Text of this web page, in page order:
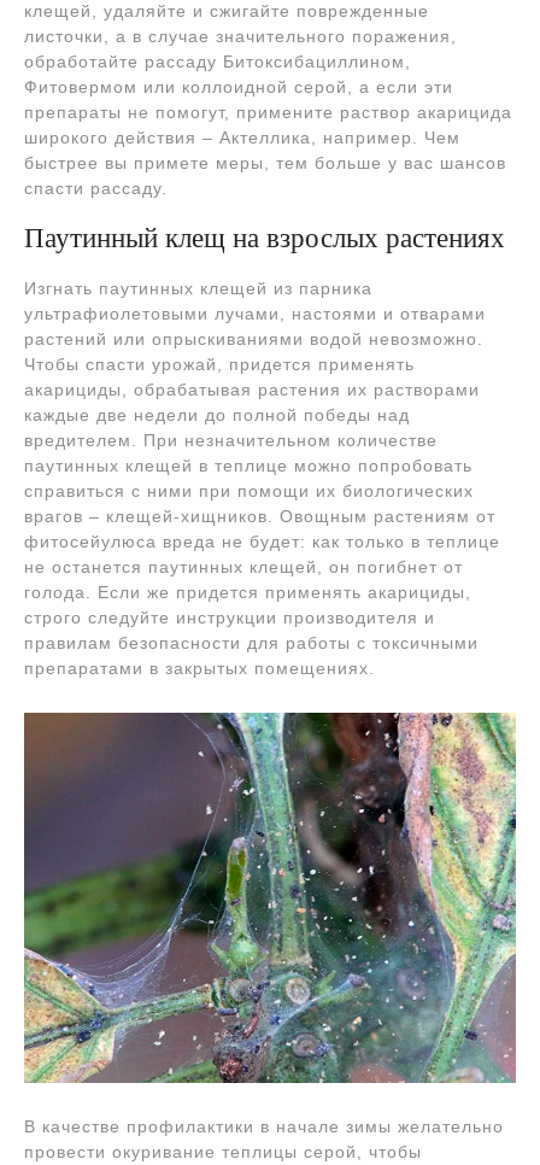
клещей, удаляйте и сжигайте поврежденные
листочки, а в случае значительного поражения,
обработайте рассаду Битоксибациллином,
Фитовермом или коллоидной серой, а если эти
препараты не помогут, примените раствор акарицида
широкого действия – Актеллика, например. Чем
быстрее вы примете меры, тем больше у вас шансов
спасти рассаду.
Паутинный клещ на взрослых растениях
Изгнать паутинных клещей из парника
ультрафиолетовыми лучами, настоями и отварами
растений или опрыскиваниями водой невозможно.
Чтобы спасти урожай, придется применять
акарициды, обрабатывая растения их растворами
каждые две недели до полной победы над
вредителем. При незначительном количестве
паутинных клещей в теплице можно попробовать
справиться с ними при помощи их биологических
врагов – клещей-хищников. Овощным растениям от
фитосейулюса вреда не будет: как только в теплице
не останется паутинных клещей, он погибнет от
голода. Если же придется применять акарициды,
строго следуйте инструкции производителя и
правилам безопасности для работы с токсичными
препаратами в закрытых помещениях.
В качестве профилактики в начале зимы желательно
провести окуривание теплицы серой, чтобы